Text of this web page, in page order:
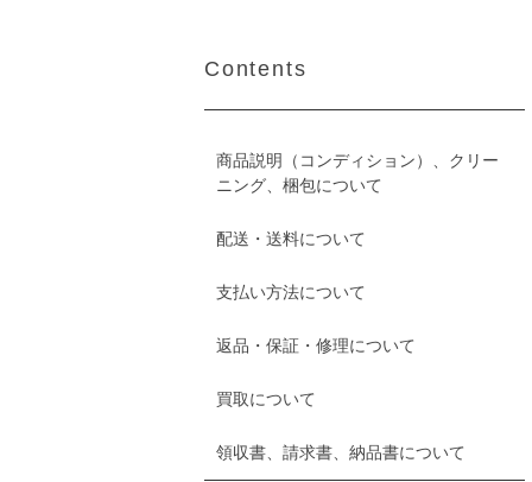
Contents
商品説明（コンディション）、クリー
ニング、梱包について
配送・送料について
支払い方法について
返品・保証・修理について
買取について
領収書、請求書、納品書について